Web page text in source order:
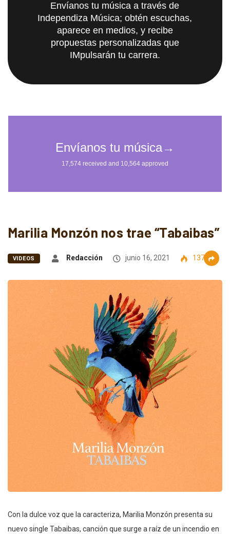
Envíanos tu música a través de
Independiza Música; obtén escuchas,
aparece en medios, y recibe
propuestas personalizadas que
IMpulsarán tu carrera.
Marilia Monzón nos trae “Tabaibas”
VIDEOS Redacción junio 16, 2021 1371
Con la dulce voz que la caracteriza, Marilia Monzón presenta su
nuevo single Tabaibas, canción que surge a raíz de un incendio en